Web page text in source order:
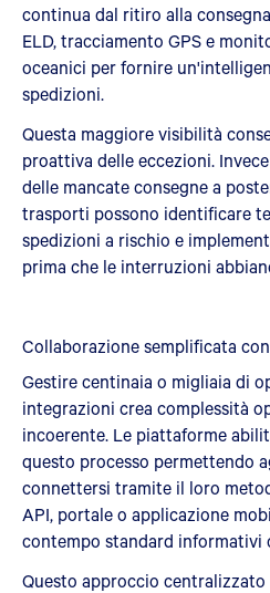
continua dal ritiro alla
ELD, tracciamento GPS e
oceanici per fornire
spedizioni.
Questa maggiore visibilità
proattiva delle eccezioni.
delle mancate consegne a
trasporti possono identificare
spedizioni a rischio e
prima che le interruzioni
Collaborazione semplificata
Gestire centinaia o migliaia di
integrazioni crea complessità
incoerente. Le piattaforme
questo processo permettendo
connettersi tramite il loro
API, portale o applicazione
contempo standard informativi
Questo approccio